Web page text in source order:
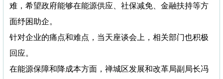
难，希望政府能够在能源供应、社保减免、金融扶持等方
面纾困助企。
针对企业的痛点和难点，当天座谈会上，相关部门也积极
回应。
在能源保障和降成本方面，禅城区发展和改革局副局长冯